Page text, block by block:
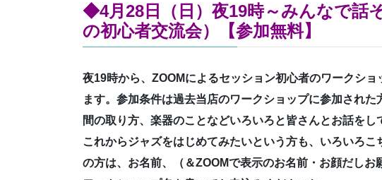
◆4月28日（日）夜19時～みんなで話
の初心者交流会）【参加無料】
夜19時から、ZOOMによるセッション初心者のワークシ
ます。参加条件は過去当店のワークショップに参加され
間の取り方、楽器のことなどいろいろと皆さんとお話をし
これからジャズをはじめてみたいという方も、いろいろ
の方は、お名前、（＆ZOOMで表示のお名前・お顔だし